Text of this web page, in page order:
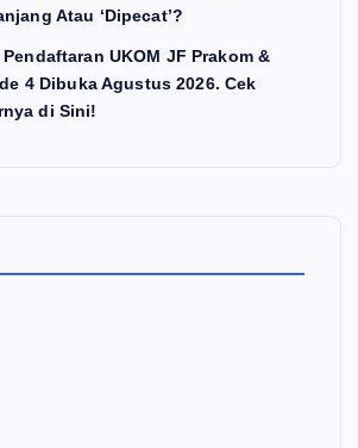
Atau ‘Dipecat’?
UKOM JF Prakom &
4 Dibuka Agustus 2026. Cek
di Sini!